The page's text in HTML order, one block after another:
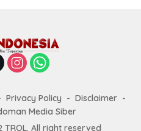
Privacy Policy
Disclaimer
Media Siber
All right reserved